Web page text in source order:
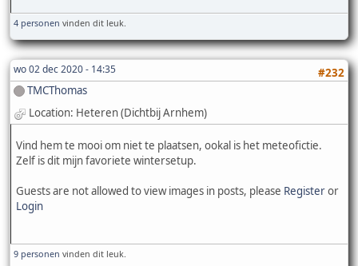
4 personen vinden dit leuk.
wo 02 dec 2020 - 14:35
#232
TMCThomas
Location: Heteren (Dichtbij Arnhem)
Vind hem te mooi om niet te plaatsen, ookal is het meteofictie.
Zelf is dit mijn favoriete wintersetup.
Guests are not allowed to view images in posts, please Registeror
Login
9 personen vinden dit leuk.